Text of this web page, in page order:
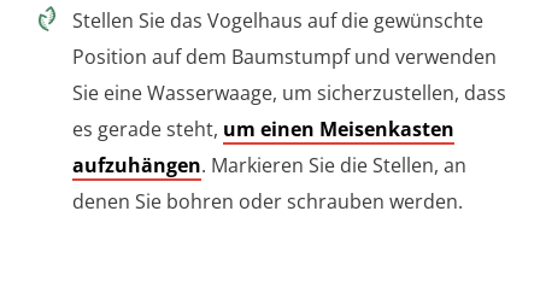
Stellen Sie das Vogelhaus auf die gewünschte
Position auf dem Baumstumpf und verwenden
Sie eine Wasserwaage, um sicherzustellen, dass
es gerade steht, um einen Meisenkasten
aufzuhängen. Markieren Sie die Stellen, an
denen Sie bohren oder schrauben werden.